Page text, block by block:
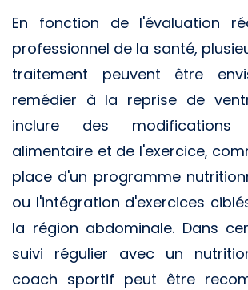
En fonction de l'évaluation
professionnel de la santé,
traitement peuvent être
remédier à la reprise de
inclure des
alimentaire et de l'exercice,
place d'un programme
ou l'intégration d'exercices
la région abdominale. Dans
suivi régulier avec un
coach sportif peut être